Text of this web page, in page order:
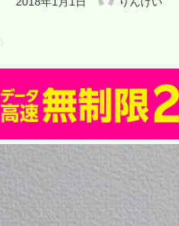
終
時